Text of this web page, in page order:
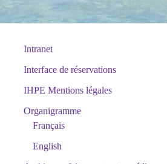
Intranet
Interface de réservations
IHPE Mentions légales
Organigramme
Français
English